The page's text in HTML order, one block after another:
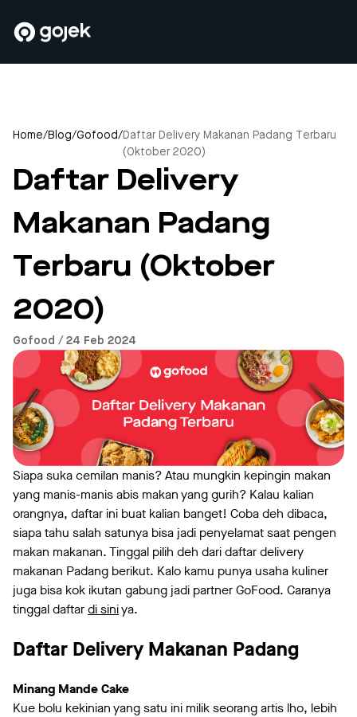
Home/Blog/Gofood/Daftar Delivery Makanan Padang Terbaru
(Oktober 2020)
Daftar Delivery
Makanan Padang
Terbaru (Oktober
2020)
Gofood / 24 Feb 2024
Siapa suka cemilan manis? Atau mungkin kepingin makan
yang manis-manis abis makan yang gurih? Kalau kalian
orangnya, daftar ini buat kalian banget! Coba deh dibaca,
siapa tahu salah satunya bisa jadi penyelamat saat pengen
makan makanan. Tinggal pilih deh dari daftar delivery
makanan Padang berikut. Kalo kamu punya usaha kuliner
juga bisa kok ikutan gabung jadi partner GoFood. Caranya
tinggal daftardi siniya.
Daftar Delivery Makanan Padang
Minang Mande Cake
Kue bolu kekinian yang satu ini milik seorang artis lho, lebih